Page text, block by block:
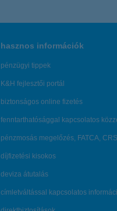
hasznos információk
pénzügyi tippek
K&H fejlesztői portál
biztonságos online fizetés
fenntarthatósággal kapcsolatos
pénzmosás megelőzés, FATCA, CRS
díjfizetési kisokos
deviza átutalás
címletváltással kapcsolatos